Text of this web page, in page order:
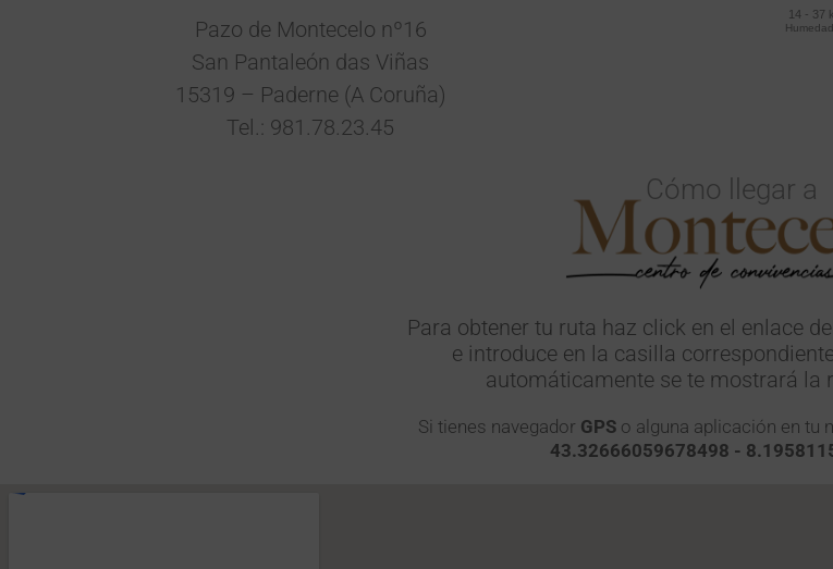
Pazo de Montecelo nº16
San Pantaleón das Viñas
15319 – Paderne (A Coruña)
Tel.: 981.78.23.45
Cómo llegar a
Para obtener tu ruta haz click en el enlace
e introduce en la casilla
automáticamente se te mostrará la
Si tienes navegador GPSo alguna aplicación en tu
43.32666059678498 -